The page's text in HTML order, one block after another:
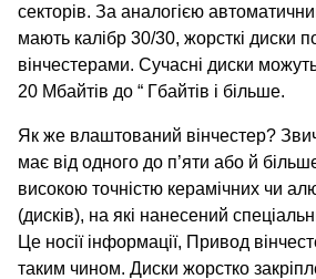
секторів. За аналогією
мають калібр 30/30, жорсткі диски
вінчестерами. Сучасні диски
20 Мбайтів до “ Гбайтів і більше.
Як же влаштований вінчестер?
має від одного до п’яти або й
високою точністю керамічних чи
(дисків), на які нанесений
Це носії інформації, Привод
таким чином. Диски жорстко